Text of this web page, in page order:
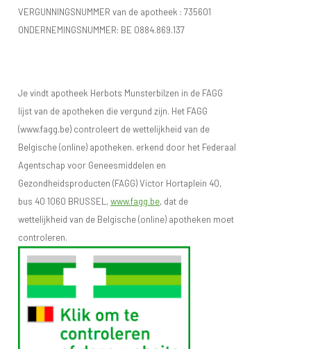
VERGUNNINGSNUMMER van de apotheek : 735601
ONDERNEMINGSNUMMER: BE 0884.869.137
Je vindt apotheek Herbots Munsterbilzen in de FAGG
lijst van de apotheken die vergund zijn. Het FAGG
(www.fagg.be) controleert de wettelijkheid van de
Belgische (online) apotheken. erkend door het Federaal
Agentschap voor Geneesmiddelen en
Gezondheidsproducten (FAGG) Victor Hortaplein 40,
bus 40 1060 BRUSSEL,www.fagg.be, dat de
wettelijkheid van de Belgische (online) apotheken moet
controleren.